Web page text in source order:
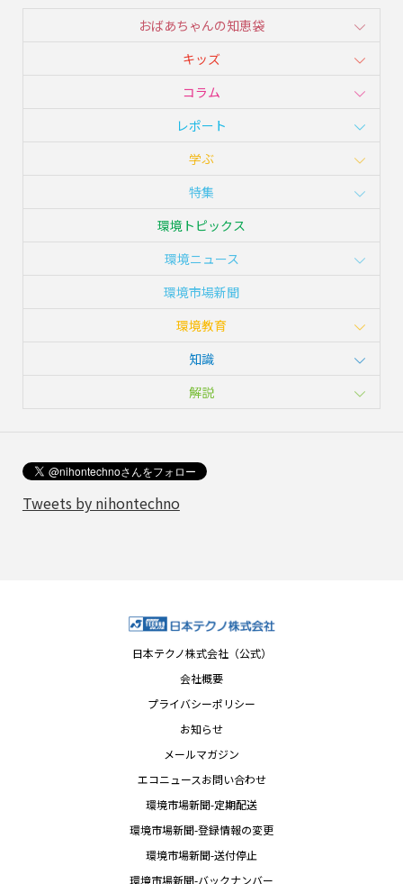
おばあちゃんの知恵袋
キッズ
コラム
レポート
学ぶ
特集
環境トピックス
環境ニュース
環境市場新聞
環境教育
知識
解説
Tweets by nihontechno
日本テクノ株式会社（公式）
会社概要
プライバシーポリシー
お知らせ
メールマガジン
エコニュースお問い合わせ
環境市場新聞-定期配送
環境市場新聞-登録情報の変更
環境市場新聞-送付停止
環境市場新聞-バックナンバー